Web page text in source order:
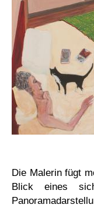
Die Malerin fügt
Blick eines